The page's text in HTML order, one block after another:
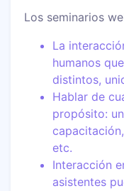
Los seminarios
La
humanos
distintos,
Hablar de
propósito:
etc.
Interacción
asistentes